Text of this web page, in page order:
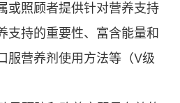
或照顾者提供针对营养支持
支持的重要性、富含能量和
服营养剂使用方法等（Ⅴ级